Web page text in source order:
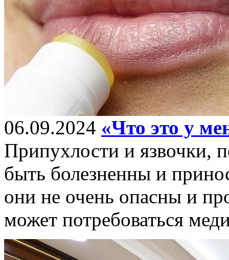
06.09.2024 «Что это у
Припухлости и язвочки,
быть болезненны и
они не очень опасны и
может потребоваться